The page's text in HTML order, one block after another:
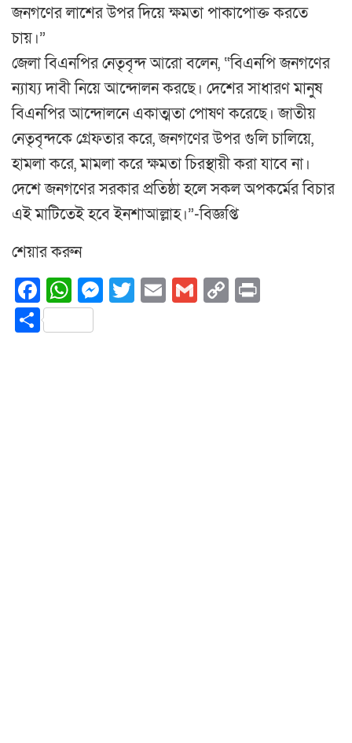
জনগণের লাশের উপর দিয়ে ক্ষমতা পাকাপোক্ত করতে
চায়।”
জেলা বিএনপির নেতৃবৃন্দ আরো বলেন, “বিএনপি জনগণের
ন্যায্য দাবী নিয়ে আন্দোলন করছে। দেশের সাধারণ মানুষ
বিএনপির আন্দোলনে একাত্মতা পোষণ করেছে। জাতীয়
নেতৃবৃন্দকে গ্রেফতার করে, জনগণের উপর গুলি চালিয়ে,
হামলা করে, মামলা করে ক্ষমতা চিরস্থায়ী করা যাবে না।
দেশে জনগণের সরকার প্রতিষ্ঠা হলে সকল অপকর্মের বিচার
এই মাটিতেই হবে ইনশাআল্লাহ।”-বিজ্ঞপ্তি
শেয়ার করুন
Facebook
WhatsApp
Messenger
Twitter
EmailGmail
Copy
Share